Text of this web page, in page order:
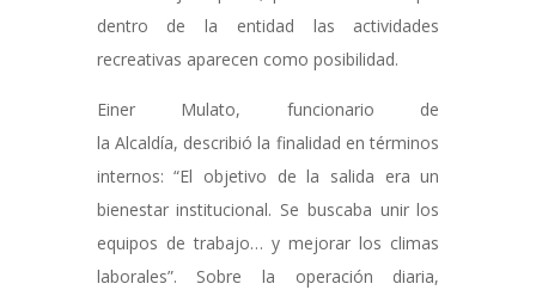
dentro de la entidad las actividades
recreativas aparecen como posibilidad.
Einer Mulato, funcionario de
la Alcaldía, describió la finalidad en términos
internos: “El objetivo de la salida era un
bienestar institucional. Se buscaba unir los
equipos de trabajo… y mejorar los climas
laborales”. Sobre la operación diaria,